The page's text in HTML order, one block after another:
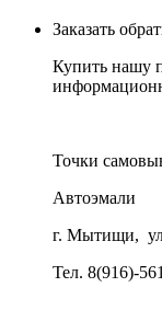
Заказать
Купить нашу
Точки
Автоэмали
г. Мытищи,
Тел. 8(916)-